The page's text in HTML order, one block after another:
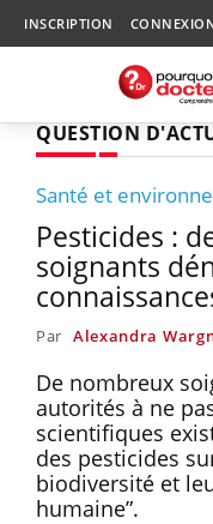
INSCRIPTION
QUESTION
Santé et
Pesticides :
soignants
Par Alexandra
De nombreux
autorités à ne
scientifiques
des pesticides
biodiversité et
humaine”.